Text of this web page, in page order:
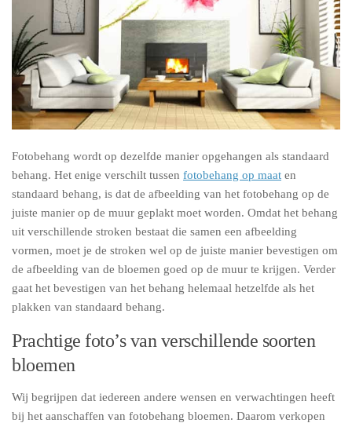
Fotobehang wordt op dezelfde manier opgehangen als standaard
behang. Het enige verschilt tussen fotobehang op maat en
standaard behang, is dat de afbeelding van het fotobehang op de
juiste manier op de muur geplakt moet worden. Omdat het behang
uit verschillende stroken bestaat die samen een afbeelding
vormen, moet je de stroken wel op de juiste manier bevestigen om
de afbeelding van de bloemen goed op de muur te krijgen. Verder
gaat het bevestigen van het behang helemaal hetzelfde als het
plakken van standaard behang.
Prachtige foto’s van verschillende soorten
bloemen
Wij begrijpen dat iedereen andere wensen en verwachtingen heeft
bij het aanschaffen van fotobehang bloemen. Daarom verkopen